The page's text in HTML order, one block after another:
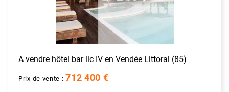
A vendre hôtel bar lic IV en Vendée Littoral (85)
Prix de vente : 712 400 €